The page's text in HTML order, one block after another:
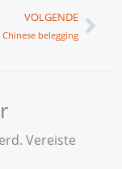
VOLGENDE
Chinese belegging
Vereiste